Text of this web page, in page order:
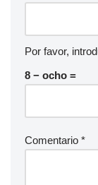
Por favor,
8 − ocho =
Comentario *